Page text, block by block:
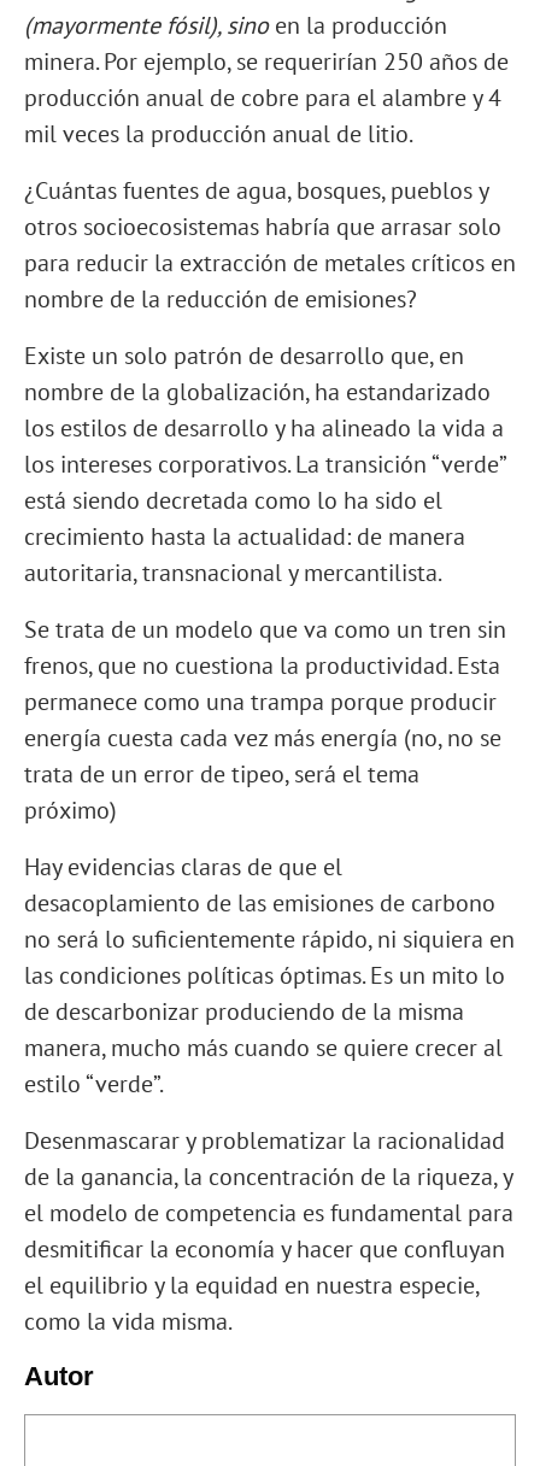
(mayormente fósil), sinoen la producción
minera. Por ejemplo, se requerirían 250 años de
producción anual de cobre para el alambre y 4
mil veces la producción anual de litio.
¿Cuántas fuentes de agua, bosques, pueblos y
otros socioecosistemas habría que arrasar solo
para reducir la extracción de metales críticos en
nombre de la reducción de emisiones?
Existe un solo patrón de desarrollo que, en
nombre de la globalización, ha estandarizado
los estilos de desarrollo y ha alineado la vida a
los intereses corporativos. La transición “verde”
está siendo decretada como lo ha sido el
crecimiento hasta la actualidad: de manera
autoritaria, transnacional y mercantilista.
Se trata de un modelo que va como un tren sin
frenos, que no cuestiona la productividad. Esta
permanece como una trampa porque producir
energía cuesta cada vez más energía (no, no se
trata de un error de tipeo, será el tema
próximo)
Hay evidencias claras de que el
desacoplamiento de las emisiones de carbono
no será lo suficientemente rápido, ni siquiera en
las condiciones políticas óptimas. Es un mito lo
de descarbonizar produciendo de la misma
manera, mucho más cuando se quiere crecer al
estilo “verde”.
Desenmascarar y problematizar la racionalidad
de la ganancia, la concentración de la riqueza, y
el modelo de competencia es fundamental para
desmitificar la economía y hacer que confluyan
el equilibrio y la equidad en nuestra especie,
como la vida misma.
Autor